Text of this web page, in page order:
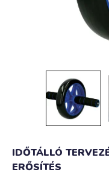
IDŐTÁLLÓ
ERŐSÍTÉS